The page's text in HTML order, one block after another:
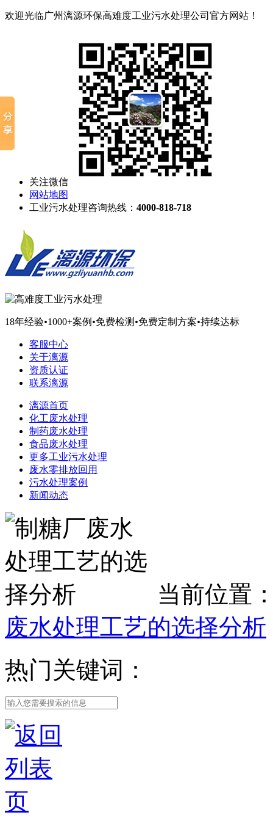
欢迎光临广州漓源环保高难度工业污水处理公司官方网站！
关注微信
网站地图
工业污水处理咨询热线： 4000-818-718
18年经验•1000+案例 •免费检测 •免费定制方案•持续达标
客服中心
关于漓源
资质认证
联系漓源
漓源首页
化工废水处理
制药废水处理
食品废水处理
更多工业污水处理
废水零排放回用
污水处理案例
新闻动态
当前位置
废水处理工艺的选择分析
热门关键词：